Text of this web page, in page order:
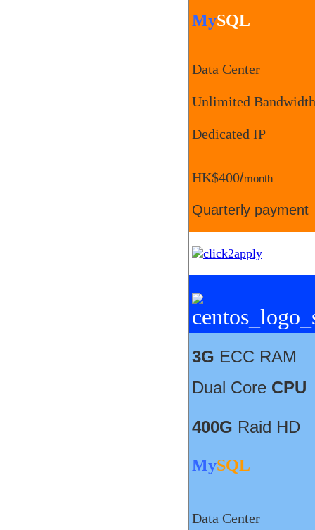
MySQL
Data Center
Unlimited Bandwidth
Dedicated IP
HK$400/month
Quarterly payment
3G ECC RAM
Dual Core CPU
400G Raid HD
MySQL
Data Center